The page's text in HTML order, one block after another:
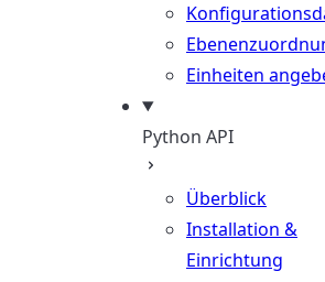
Einheiten
Python API
Überblick
Installation &
Einrichtung